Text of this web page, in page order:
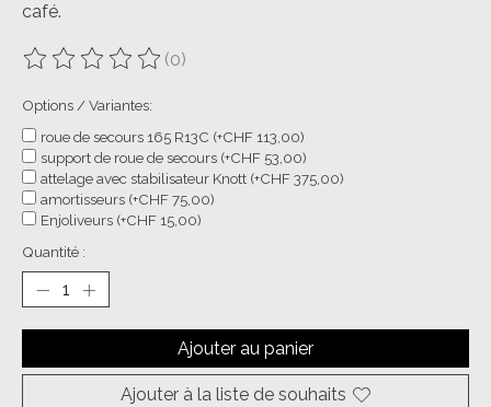
café.
Ce produit est évalué à
(0)
Options / Variantes:
roue de secours 165 R13C (+CHF 113,00)
support de roue de secours (+CHF 53,00)
attelage avec stabilisateur Knott (+CHF 375,00)
amortisseurs (+CHF 75,00)
Enjoliveurs (+CHF 15,00)
Quantité :
Ajouter au panier
Ajouter à la liste de souhaits